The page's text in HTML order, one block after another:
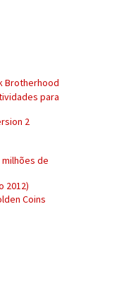
Brotherhood
para
2
milhões de
2012)
Coins